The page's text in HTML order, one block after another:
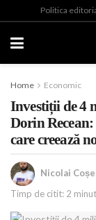
Politica
Home Economic
Investiții de 4
Dorin
care creează
Nicolai
Timp de citit: 2